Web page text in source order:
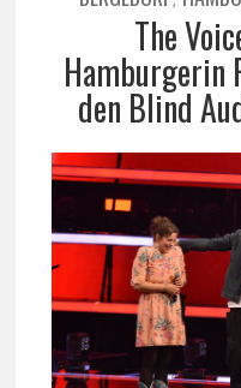
The
Hamburgerin
den Blind